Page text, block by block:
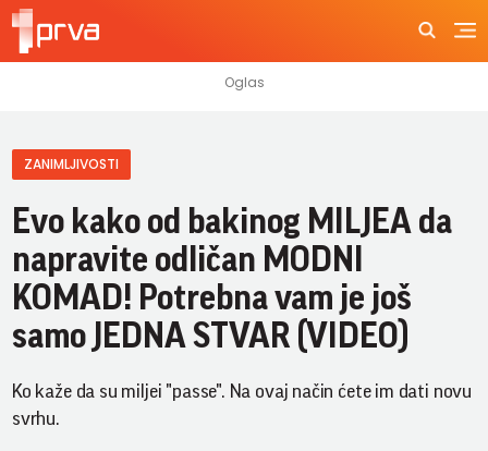
ZANIMLJIVOSTI
Evo kako od bakinog MILJEA da
napravite odličan MODNI
KOMAD! Potrebna vam je još
samo JEDNA STVAR (VIDEO)
Ko kaže da su miljei "passe". Na ovaj način ćete im dati novu
svrhu.